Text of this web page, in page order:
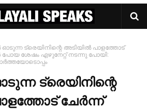
ട്രെയിനിന്റെ അടിയില്‍ പാളത്തോട്
പോയ ശേഷം എഴുനേറ്റ് നടന്നു പോയി:
ട്രെയിനിന്റെ
ചേര്‍ന്ന്